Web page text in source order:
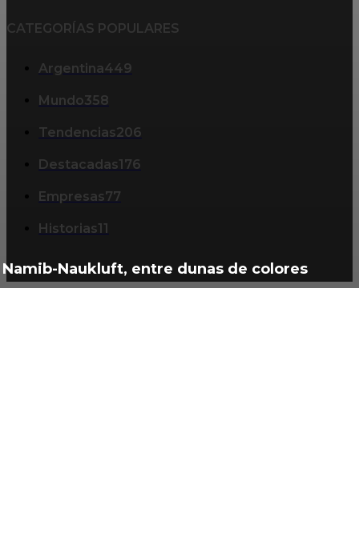
Namib-Naukluft, entre dunas de colores
CATEGORÍAS POPULARES
Argentina449
Mundo358
Tendencias206
Destacadas176
Empresas77
Historias11